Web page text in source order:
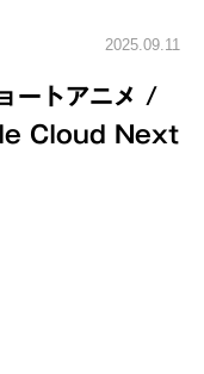
2025.09.11
ートアニメ /
Cloud Next